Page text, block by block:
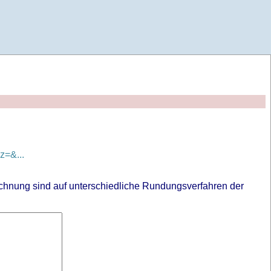
sind auf unterschiedliche Rundungsverfahren der